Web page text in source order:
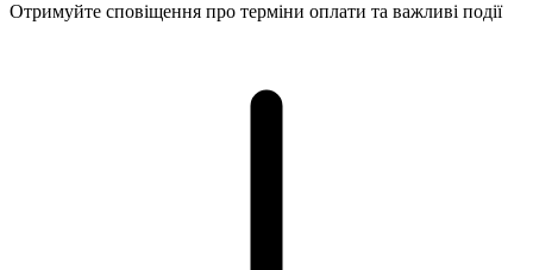
Отримуйте сповіщення про терміни оплати та важливі події